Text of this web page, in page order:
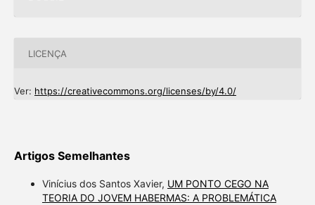
LICENÇA
Ver: https://creativecommons.org/licenses/by/4.0/
Artigos Semelhantes
Vinícius dos Santos Xavier, UM PONTO CEGO NA
TEORIA DO JOVEM HABERMAS: A PROBLEMÁTICA